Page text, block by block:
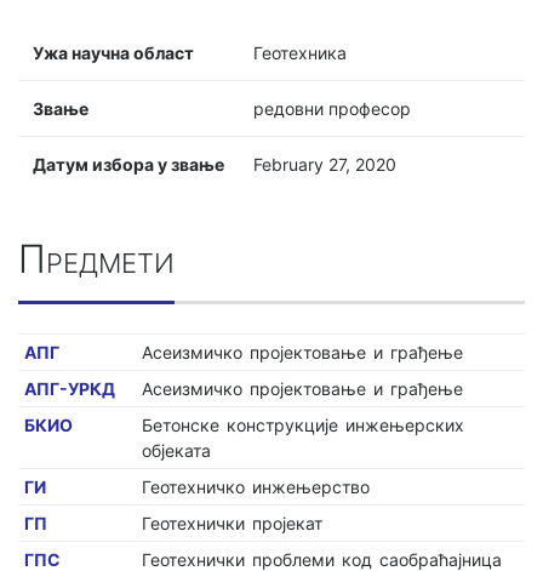
Ужа научна област Геотехника
Звање редовни професор
Датум избора у звање February 27, 2020
Предмети
АПГ
Асеизмичко пројектовање и грађење
АПГ-УРКД
Асеизмичко пројектовање и грађење
БКИО
Бетонске конструкције инжењерских
објеката
ГИ
Геотехничко инжењерство
ГП
Геотехнички пројекат
ГПС
Геотехнички проблеми код саобраћајница